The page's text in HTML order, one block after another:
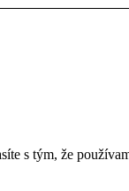
s tým, že